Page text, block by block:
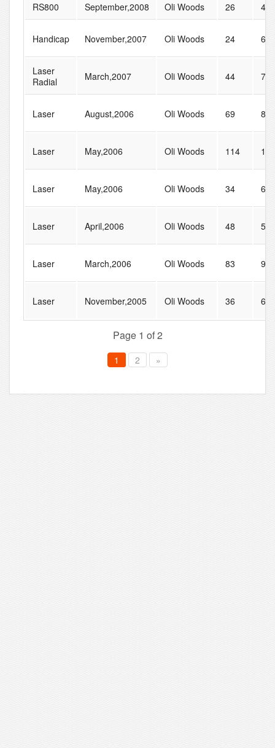
RS800 September,2008 Oli Woods 26 41
Handicap November,2007 Oli Woods 24 61
Laser
Radial
March,2007 Oli Woods 44 75
Laser August,2006 Oli Woods 69 89
Laser May,2006 Oli Woods 114 117
Laser May,2006 Oli Woods 34 65
Laser April,2006 Oli Woods 48 59
Laser March,2006 Oli Woods 83 90
Laser November,2005 Oli Woods 36 66
Page 1 of 2
1 2 »